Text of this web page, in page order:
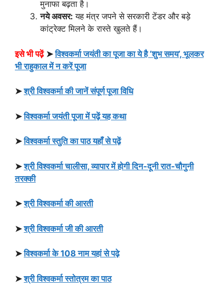
मुनाफा बढ़ता है।
नये अवसर: यह मंत्र जपने से सरकारी टेंडर और बड़े
कांट्रेक्ट मिलने के रास्ते खुलते हैं।
इसे भी पढ़ें ➤विश्वकर्मा जयंती का पूजा का ये है ‘शुभ समय’, भूलकर
भी राहुकाल में न करें पूजा
➤श्री विश्वकर्मा की जानें संपूर्ण पूजा विधि
➤विश्वकर्मा जयंती पूजा में पढ़ें यह कथा
➤विश्वकर्मा स्तुति का पाठ यहाँ से पढ़ें
➤श्री विश्वकर्मा चालीसा, व्यापार में होगी दिन-दूनी रात-चौगुनी
तरक्की
➤श्री विश्वकर्मा की आरती
➤श्री विश्वकर्मा जी की आरती
➤विश्वकर्मा के 108 नाम यहां से पढ़े
➤श्री विश्वकर्मा स्तोत्रम का पाठ